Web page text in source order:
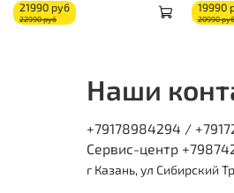
21990 руб
22990 руб
19990
20990 руб
Наши
+79178984294 /
Сервис-центр
г Казань, ул Сибирский